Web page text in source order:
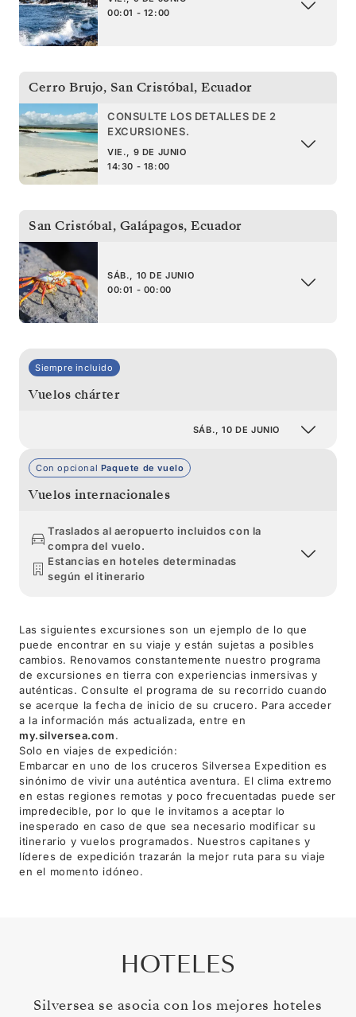
00:01 - 12:00
Cerro Brujo, San Cristóbal, Ecuador
CONSULTE LOS DETALLES DE 2
EXCURSIONES.
VIE., 9 DE JUNIO
14:30 - 18:00
San Cristóbal, Galápagos, Ecuador
SÁB., 10 DE JUNIO
00:01 - 00:00
Siempre incluido
Vuelos chárter
SÁB., 10 DE JUNIO
Con opcional Paquete de vuelo
Vuelos internacionales
Traslados al aeropuerto incluidos con la
compra del vuelo.
Estancias en hoteles determinadas
según el itinerario
Las siguientes excursiones son un ejemplo de lo que
puede encontrar en su viaje y están sujetas a posibles
cambios. Renovamos constantemente nuestro programa
de excursiones en tierra con experiencias inmersivas y
auténticas. Consulte el programa de su recorrido cuando
se acerque la fecha de inicio de su crucero. Para acceder
a la información más actualizada, entre en
my.silversea.com.
Solo en viajes de expedición:
Embarcar en uno de los cruceros Silversea Expedition es
sinónimo de vivir una auténtica aventura. El clima extremo
en estas regiones remotas y poco frecuentadas puede ser
impredecible, por lo que le invitamos a aceptar lo
inesperado en caso de que sea necesario modificar su
itinerario y vuelos programados. Nuestros capitanes y
líderes de expedición trazarán la mejor ruta para su viaje
en el momento idóneo.
HOTELES
Silversea se asocia con los mejores hoteles